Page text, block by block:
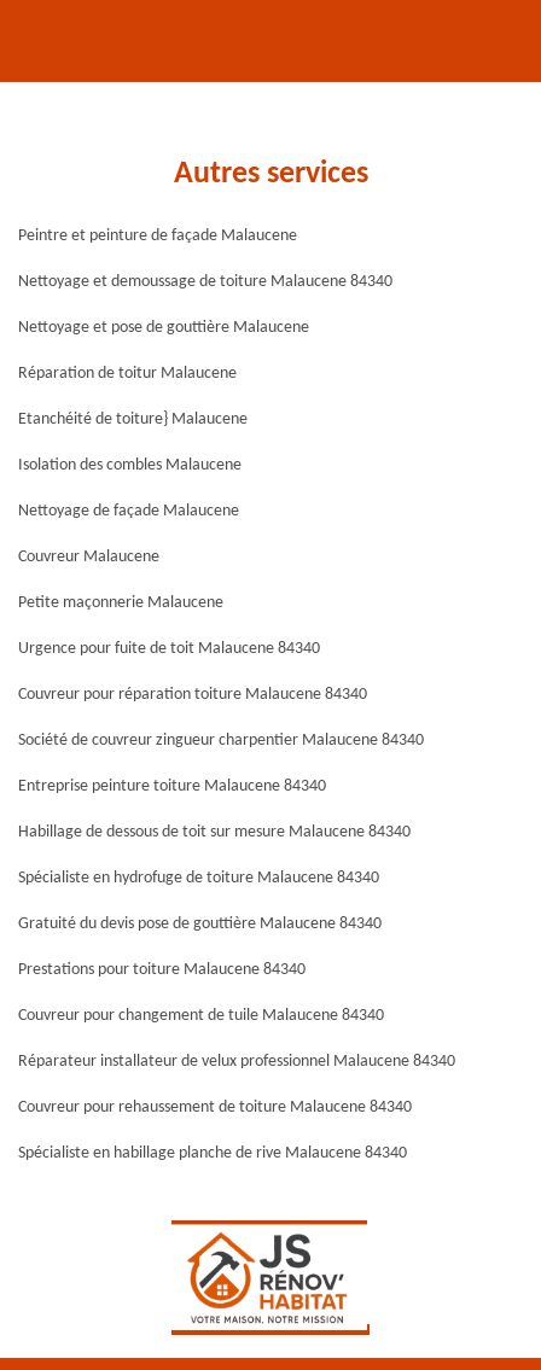
Autres services
Peintre et peinture de façade Malaucene
Nettoyage et demoussage de toiture Malaucene 84340
Nettoyage et pose de gouttière Malaucene
Réparation de toitur Malaucene
Etanchéité de toiture} Malaucene
Isolation des combles Malaucene
Nettoyage de façade Malaucene
Couvreur Malaucene
Petite maçonnerie Malaucene
Urgence pour fuite de toit Malaucene 84340
Couvreur pour réparation toiture Malaucene 84340
Société de couvreur zingueur charpentier Malaucene 84340
Entreprise peinture toiture Malaucene 84340
Habillage de dessous de toit sur mesure Malaucene 84340
Spécialiste en hydrofuge de toiture Malaucene 84340
Gratuité du devis pose de gouttière Malaucene 84340
Prestations pour toiture Malaucene 84340
Couvreur pour changement de tuile Malaucene 84340
Réparateur installateur de velux professionnel Malaucene 84340
Couvreur pour rehaussement de toiture Malaucene 84340
Spécialiste en habillage planche de rive Malaucene 84340